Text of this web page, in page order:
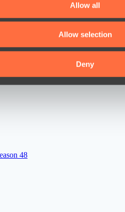
Allow all
Allow selection
Deny
48